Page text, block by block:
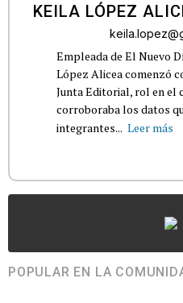
KEILA LÓPEZ
Empleada de El Nuevo
López Alicea comenzó
Junta Editorial, rol en el
corroboraba los datos
integrantes... Leer más
POPULAR EN LA